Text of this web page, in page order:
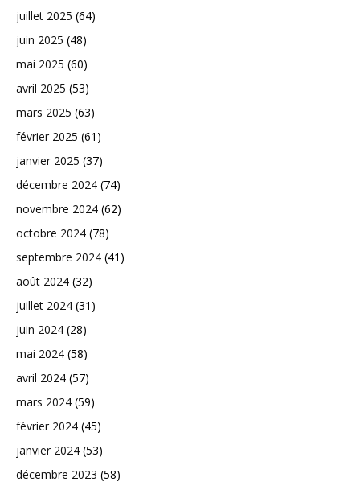
juillet 2025 (64)
juin 2025 (48)
mai 2025 (60)
avril 2025 (53)
mars 2025 (63)
février 2025 (61)
janvier 2025 (37)
décembre 2024 (74)
novembre 2024 (62)
octobre 2024 (78)
septembre 2024 (41)
août 2024 (32)
juillet 2024 (31)
juin 2024 (28)
mai 2024 (58)
avril 2024 (57)
mars 2024 (59)
février 2024 (45)
janvier 2024 (53)
décembre 2023 (58)